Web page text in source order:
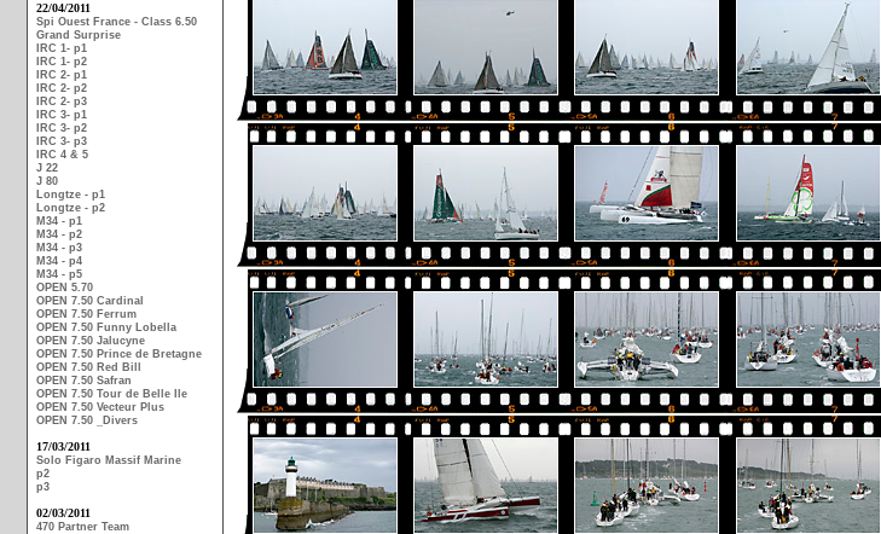
22/04/2011
Spi Ouest France - Class 6.50
Grand Surprise
IRC 1- p1
IRC 1- p2
IRC 2- p1
IRC 2- p2
IRC 2- p3
IRC 3- p1
IRC 3- p2
IRC 3- p3
IRC 4 & 5
J 22
J 80
Longtze - p1
Longtze - p2
M34 - p1
M34 - p2
M34 - p3
M34 - p4
M34 - p5
OPEN 5.70
OPEN 7.50 Cardinal
OPEN 7.50 Ferrum
OPEN 7.50 Funny Lobella
OPEN 7.50 Jalucyne
OPEN 7.50 Prince de Bretagne
OPEN 7.50 Red Bill
OPEN 7.50 Safran
OPEN 7.50 Tour de Belle Ile
OPEN 7.50 Vecteur Plus
OPEN 7.50 _Divers
17/03/2011
Solo Figaro Massif Marine
p2
p3
02/03/2011
470 Partner Team